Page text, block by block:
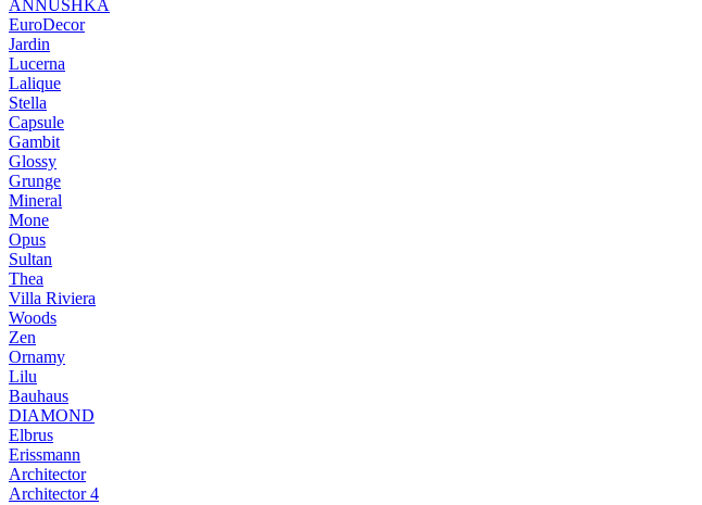
ANNUSHKA
EuroDecor
Jardin
Lucerna
Lalique
Stella
Capsule
Gambit
Glossy
Grunge
Mineral
Mone
Opus
Sultan
Thea
Villa Riviera
Woods
Zen
Ornamy
Lilu
Bauhaus
DIAMOND
Elbrus
Erissmann
Architector
Architector 4